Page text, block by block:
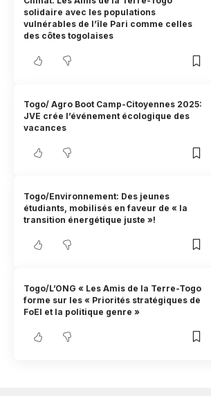
solidaire avec les populations
vulnérables de l’île Pari comme celles
des côtes togolaises
Togo/ Agro Boot Camp-Citoyennes 2025:
JVE crée l’événement écologique des
vacances
Togo/Environnement: Des jeunes
étudiants, mobilisés en faveur de « la
transition énergétique juste »!
Togo/L’ONG « Les Amis de la Terre-Togo
forme sur les « Priorités stratégiques de
FoEI et la politique genre »